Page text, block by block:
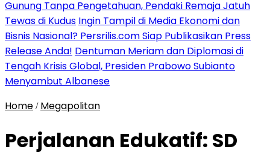
Gunung Tanpa Pengetahuan, Pendaki Remaja Jatuh
Tewas di Kudus Ingin Tampil di Media Ekonomi dan
Bisnis Nasional? Persrilis.com Siap Publikasikan Press
Release Anda! Dentuman Meriam dan Diplomasi di
Tengah Krisis Global, Presiden Prabowo Subianto
Menyambut Albanese
Home / Megapolitan
Perjalanan Edukatif: SD